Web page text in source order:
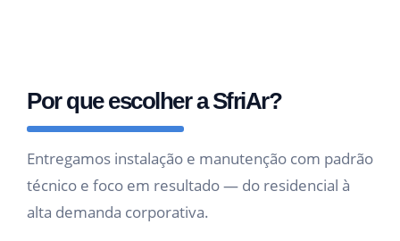
Por que escolher a SfriAr?
Entregamos instalação e manutenção com padrão
técnico e foco em resultado — do residencial à
alta demanda corporativa.